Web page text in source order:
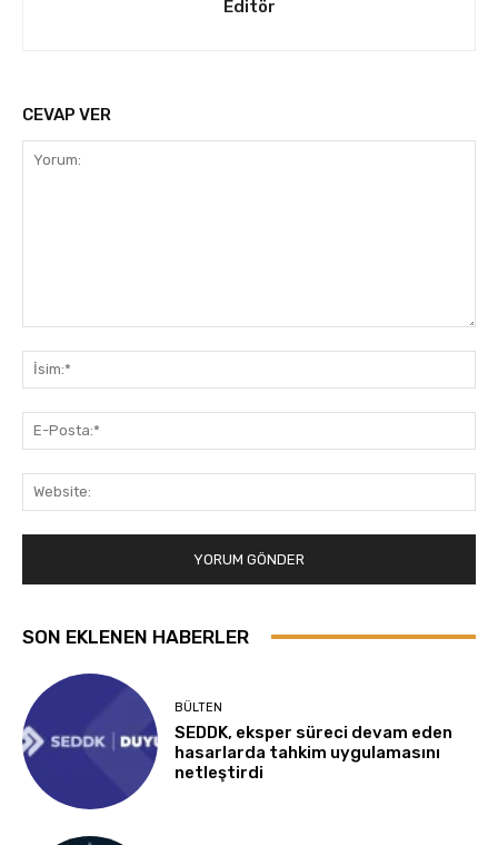
Editör
CEVAP VER
SON EKLENEN HABERLER
BÜLTEN
SEDDK, eksper süreci devam eden
hasarlarda tahkim uygulamasını
netleştirdi